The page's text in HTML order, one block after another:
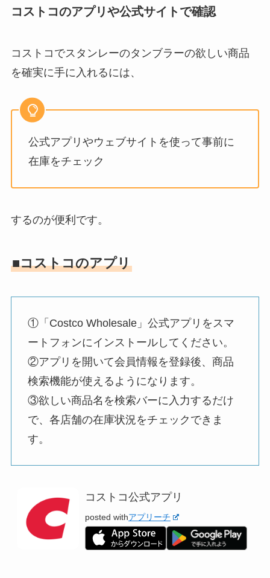
コストコのアプリや公式サイトで確認
コストコでスタンレーのタンブラーの欲しい商品
を確実に手に入れるには、
公式アプリやウェブサイトを使って事前に
在庫をチェック
するのが便利です。
■コストコのアプリ
①「Costco Wholesale」公式アプリをスマ
ートフォンにインストールしてください。
②アプリを開いて会員情報を登録後、商品
検索機能が使えるようになります。
③欲しい商品名を検索バーに入力するだけ
で、各店舗の在庫状況をチェックできま
す。
コストコ公式アプリ
posted withアプリーチ